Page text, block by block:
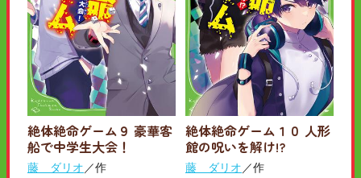
絶体絶命ゲーム９ 豪華客
船で中学生大会！
藤 ダリオ／作
絶体絶命ゲーム１０ 人形
館の呪いを解け!?
藤 ダリオ／作